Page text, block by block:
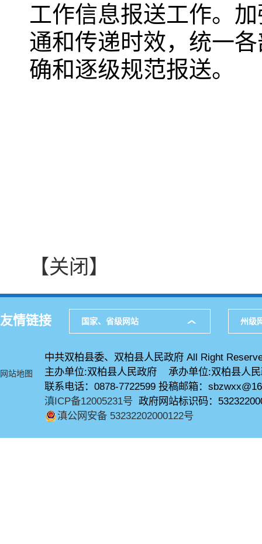
工作信息报送工作。
通和传递时效，统一
确和逐级规范报送。
【关闭】
友情链接 国家、省级网站 州级
网站地图
中共双柏县委、双柏县人民政府 All Right
主办单位:双柏县人民政府 承办单位:双柏县人
联系电话：0878-7722599 投稿邮箱：
滇ICP备12005231号 政府网站标识码：
滇公网安备 53232202000122号